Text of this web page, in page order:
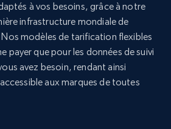
global dataset - Collects
sellers category URL
Brand, Description, Initial
Reviews count, and
à vos besoins, grâce à notre
infrastructure mondiale de
modèles de tarification flexibles
payer que pour les données de suivi
avez besoin, rendant ainsi
aux marques de toutes